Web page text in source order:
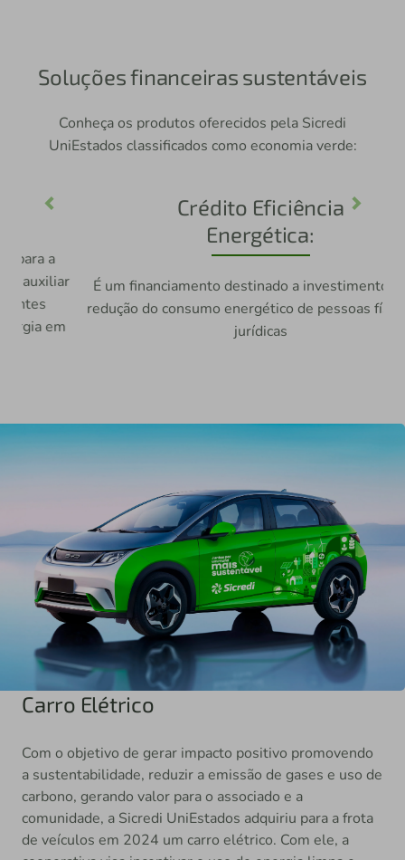
Soluções financeiras sustentáveis
Conheça os produtos oferecidos pela Sicredi
UniEstados classificados como economia verde:
Crédito Eficiência
Energética:
É um financiamento destinado a investimentos para
redução do consumo energético de pessoas físicas ou
Previous Next
Carro Elétrico
a sustentabilidade, reduzir a emissão de gases e uso de
carbono, gerando valor para o associado e a
comunidade, a Sicredi UniEstados adquiriu para a frota
de veículos em 2024 um carro elétrico. Com ele, a
cooperativa visa incentivar o uso de energia limpa e